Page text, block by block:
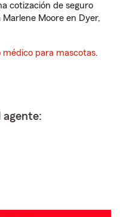
cotización de seguro
Moore en Dyer,
médico para mascotas.
agente: